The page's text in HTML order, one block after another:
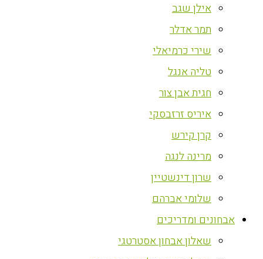
אילן שגב
תמר אדלר
שירי כרמיאלי
טליה אנגל
חגית אבן צור
איריס זרזבסקי
קרן קירש
מרינה לנגה
שרון דינשטיין
שלומי אברהם
אבחונים ומדריכים
שאלון אבחון אסטרטגי